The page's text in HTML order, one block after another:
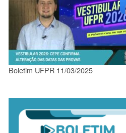
Boletim UFPR 11/03/2025